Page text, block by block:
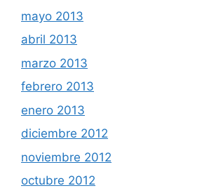
mayo 2013
abril 2013
marzo 2013
febrero 2013
enero 2013
diciembre 2012
noviembre 2012
octubre 2012